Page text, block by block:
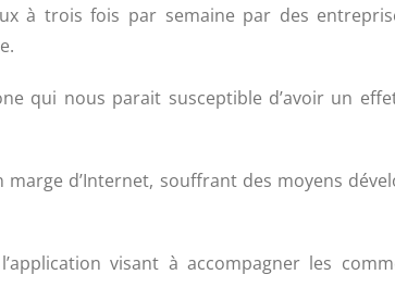
à trois fois par semaine par des
qui nous parait susceptible d’avoir un
d’Internet, souffrant des moyens
visant à accompagner les